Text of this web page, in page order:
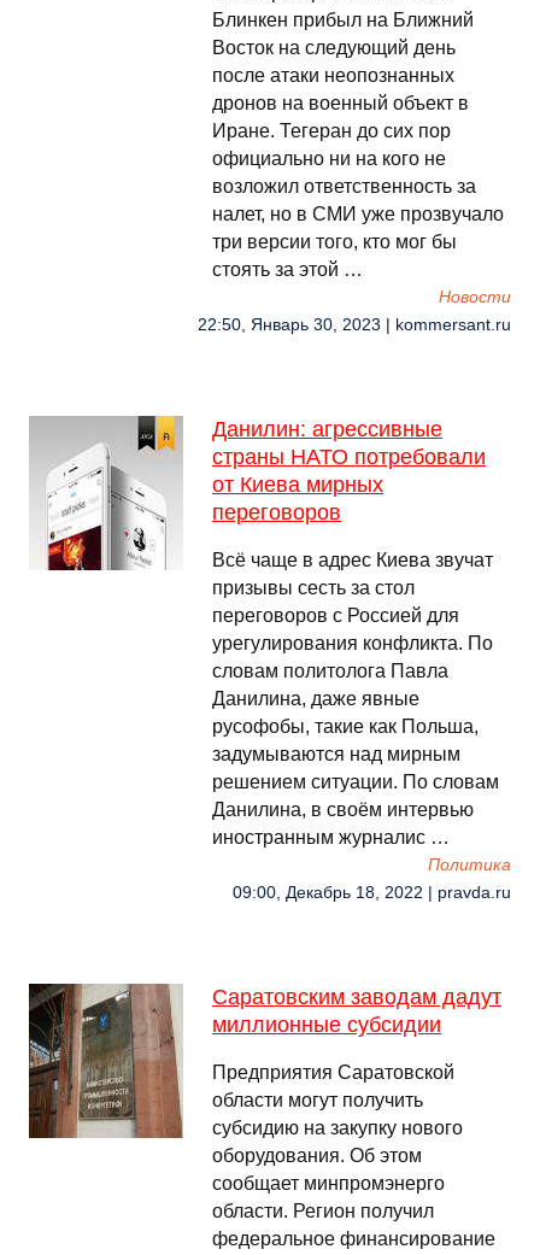
Блинкен прибыл на Ближний
Восток на следующий день
после атаки неопознанных
дронов на военный объект в
Иране. Тегеран до сих пор
официально ни на кого не
возложил ответственность за
налет, но в СМИ уже прозвучало
три версии того, кто мог бы
стоять за этой …
Новости
22:50, Январь 30, 2023 | kommersant.ru
Данилин: агрессивные
страны НАТО потребовали
от Киева мирных
переговоров
Всё чаще в адрес Киева звучат
призывы сесть за стол
переговоров с Россией для
урегулирования конфликта. По
словам политолога Павла
Данилина, даже явные
русофобы, такие как Польша,
задумываются над мирным
решением ситуации. По словам
Данилина, в своём интервью
иностранным журналис …
Политика
09:00, Декабрь 18, 2022 | pravda.ru
Саратовским заводам дадут
миллионные субсидии
Предприятия Саратовской
области могут получить
субсидию на закупку нового
оборудования. Об этом
сообщает минпромэнерго
области. Регион получил
федеральное финансирование